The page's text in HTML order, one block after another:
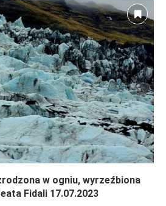
w ogniu, wyrzeźbiona
Fidali 17.07.2023